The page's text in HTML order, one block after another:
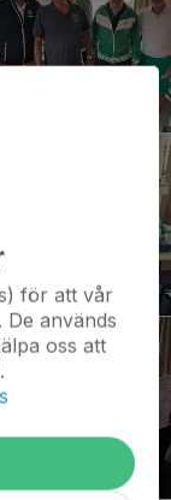
för att vår
används
oss att